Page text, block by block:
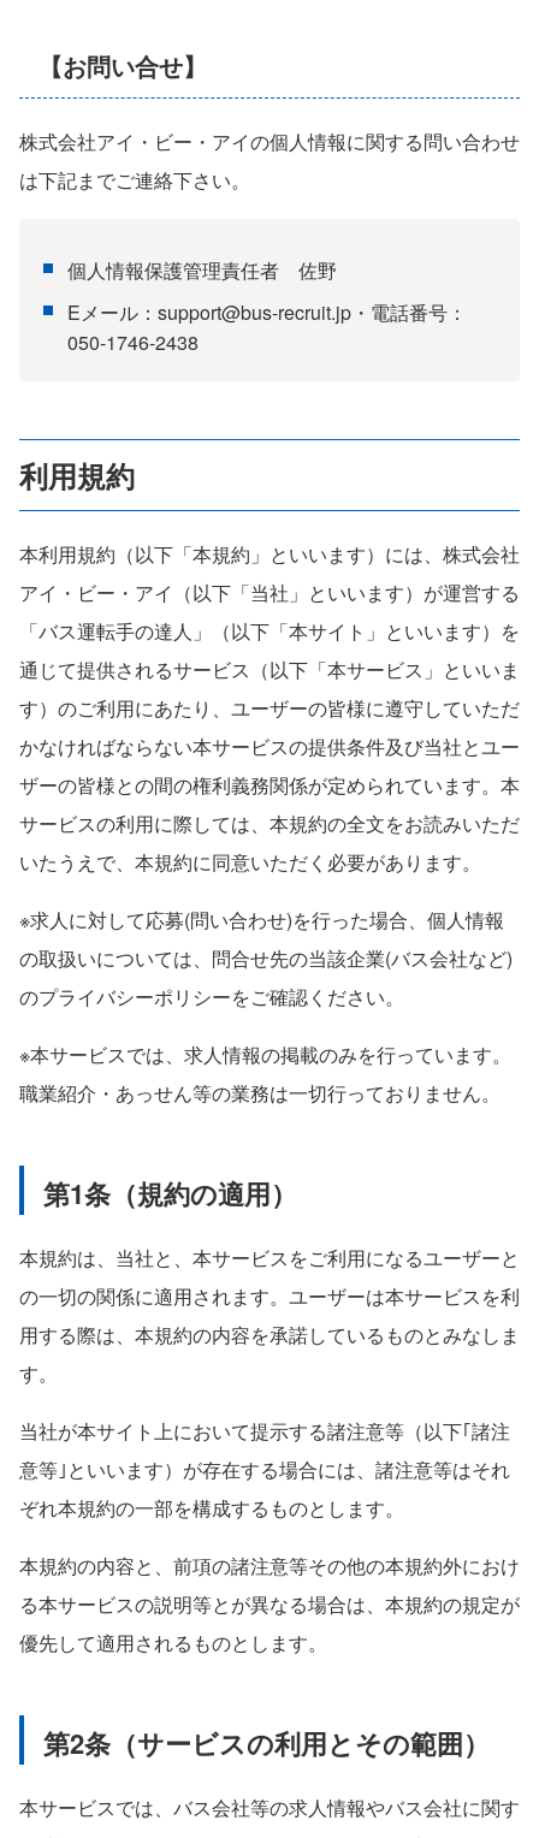
【お問い合せ】
株式会社アイ・ビー・アイの個人情報に関する問い合わせ
は下記までご連絡下さい。
個人情報保護管理責任者 佐野
Eメール：support@bus-recruit.jp・電話番号：
050-1746-2438
利用規約
本利用規約（以下「本規約」といいます）には、株式会社
アイ・ビー・アイ（以下「当社」といいます）が運営する
「バス運転手の達人」（以下「本サイト」といいます）を
通じて提供されるサービス（以下「本サービス」といいま
す）のご利用にあたり、ユーザーの皆様に遵守していただ
かなければならない本サービスの提供条件及び当社とユー
ザーの皆様との間の権利義務関係が定められています。本
サービスの利用に際しては、本規約の全文をお読みいただ
いたうえで、本規約に同意いただく必要があります。
※求人に対して応募(問い合わせ)を行った場合、個人情報
の取扱いについては、問合せ先の当該企業(バス会社など)
のプライバシーポリシーをご確認ください。
※本サービスでは、求人情報の掲載のみを行っています。
職業紹介・あっせん等の業務は一切行っておりません。
第1条（規約の適用）
本規約は、当社と、本サービスをご利用になるユーザーと
の一切の関係に適用されます。ユーザーは本サービスを利
用する際は、本規約の内容を承諾しているものとみなしま
す。
当社が本サイト上において提示する諸注意等（以下｢諸注
意等｣といいます）が存在する場合には、諸注意等はそれ
ぞれ本規約の一部を構成するものとします。
本規約の内容と、前項の諸注意等その他の本規約外におけ
る本サービスの説明等とが異なる場合は、本規約の規定が
優先して適用されるものとします。
第2条（サービスの利用とその範囲）
本サービスでは、バス会社等の求人情報やバス会社に関す